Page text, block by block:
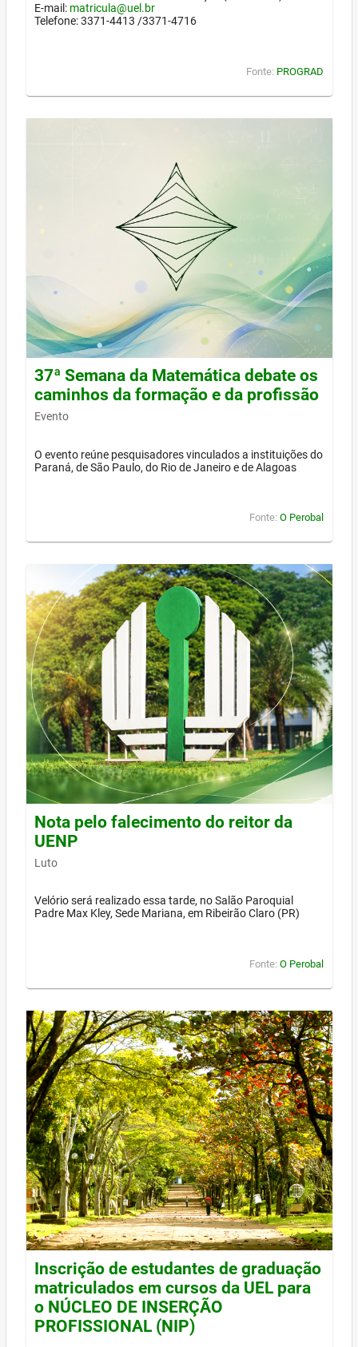
E-mail: matricula@uel.br
Telefone: 3371-4413 /3371-4716
Fonte: PROGRAD
37ª Semana da Matemática debate os
caminhos da formação e da profissão
Evento
O evento reúne pesquisadores vinculados a instituições do
Paraná, de São Paulo, do Rio de Janeiro e de Alagoas
Fonte: O Perobal
Nota pelo falecimento do reitor da
UENP
Luto
Velório será realizado essa tarde, no Salão Paroquial
Padre Max Kley, Sede Mariana, em Ribeirão Claro (PR)
Fonte: O Perobal
Inscrição de estudantes de graduação
matriculados em cursos da UEL para
o NÚCLEO DE INSERÇÃO
PROFISSIONAL (NIP)